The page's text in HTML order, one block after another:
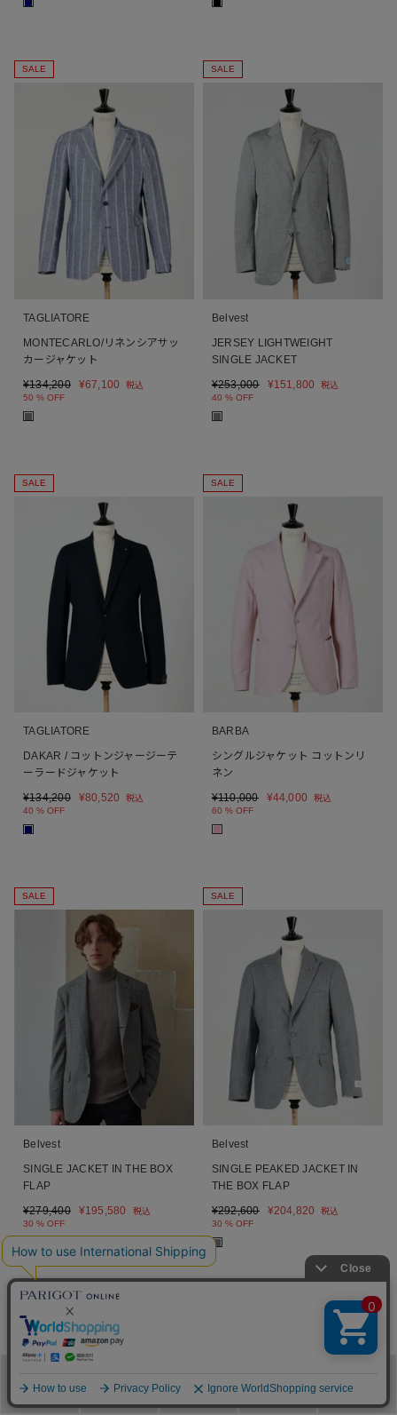
ブランド 閲覧履歴
SALE
TAGLIATORE
MONTECARLO/リネンシアサッ
カージャケット
¥134,200 ¥67,100
税込
50 % OFF
■
SALE
Belvest
JERSEY LIGHTWEIGHT
SINGLE JACKET
¥253,000 ¥151,800
税込
40 % OFF
■
SALE
TAGLIATORE
DAKAR / コットンジャージーテ
ーラードジャケット
¥134,200 ¥80,520
税込
40 % OFF
■
SALE
BARBA
シングルジャケット コットンリ
ネン
¥110,000 ¥44,000
税込
60 % OFF
■
SALE
Belvest
SINGLE JACKET IN THE BOX
FLAP
¥279,400 ¥195,580
税込
30 % OFF
SALE
Belvest
SINGLE PEAKED JACKET IN
THE BOX FLAP
¥292,600 ¥204,820
税込
30 % OFF
■
2